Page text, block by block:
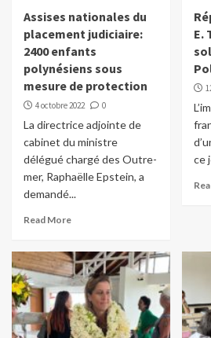
Assises nationales du
placement judiciaire:
2400 enfants
polynésiens sous
mesure de protection
4 octobre 2022 0
La directrice adjointe de
cabinet du ministre
délégué chargé des Outre-
mer, Raphaëlle Epstein, a
demandé...
Read More
E.
ce